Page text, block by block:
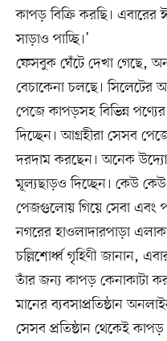
কাপড় বিক্রি করছি।
সাড়াও পাচ্ছি।’
ফেসবুক ঘেঁটে দেখা গেছে,
বেচাকেনা চলছে। সিলেটের
পেজে কাপড়সহ বিভিন্ন
দিচ্ছেন। আগ্রহীরা সেসব
দরদাম করছেন। অনেক
মূল্যছাড়ও দিচ্ছেন। কেউ কেউ
পেজগুলোয় গিয়ে সেবা এবং
নগরের হাওলাদারপাড়া
চল্লিশোর্ধ্ব গৃহিণী জানান,
তাঁর জন্য কাপড় কেনাকাটা
মানের ব্যবসাপ্রতিষ্ঠান
সেসব প্রতিষ্ঠান থেকেই